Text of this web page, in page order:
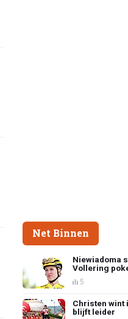
Net Binnen
Niewiadoma
Vollering
5
Christen wint
blijft leider